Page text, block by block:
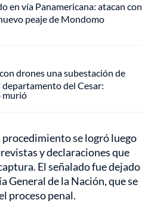
en vía Panamericana: atacan con
peaje de Mondomo
drones una subestación de
departamento del Cesar:
murió
procedimiento se logró luego
y declaraciones que
El señalado fue dejado
General de la Nación, que se
proceso penal.